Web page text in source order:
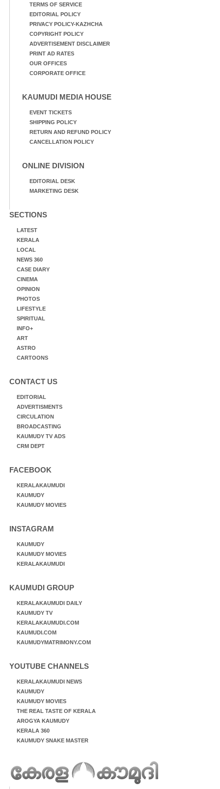
TERMS OF SERVICE
EDITORIAL POLICY
PRIVACY POLICY-KAZHCHA
COPYRIGHT POLICY
ADVERTISEMENT DISCLAIMER
PRINT AD RATES
OUR OFFICES
CORPORATE OFFICE
KAUMUDI MEDIA HOUSE
EVENT TICKETS
SHIPPING POLICY
RETURN AND REFUND POLICY
CANCELLATION POLICY
ONLINE DIVISION
EDITORIAL DESK
MARKETING DESK
SECTIONS
LATEST
KERALA
LOCAL
NEWS 360
CASE DIARY
CINEMA
OPINION
PHOTOS
LIFESTYLE
SPIRITUAL
INFO+
ART
ASTRO
CARTOONS
CONTACT US
EDITORIAL
ADVERTISMENTS
CIRCULATION
BROADCASTING
KAUMUDY TV ADS
CRM DEPT
FACEBOOK
KERALAKAUMUDI
KAUMUDY
KAUMUDY MOVIES
INSTAGRAM
KAUMUDY
KAUMUDY MOVIES
KERALAKAUMUDI
KAUMUDI GROUP
KERALAKAUMUDI DAILY
KAUMUDY TV
KERALAKAUMUDI.COM
KAUMUDI.COM
KAUMUDYMATRIMONY.COM
YOUTUBE CHANNELS
KERALAKAUMUDI NEWS
KAUMUDY
KAUMUDY MOVIES
THE REAL TASTE OF KERALA
AROGYA KAUMUDY
KERALA 360
KAUMUDY SNAKE MASTER